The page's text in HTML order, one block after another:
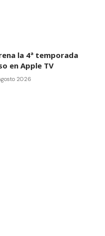
la 4ª temporada
en Apple TV
2026